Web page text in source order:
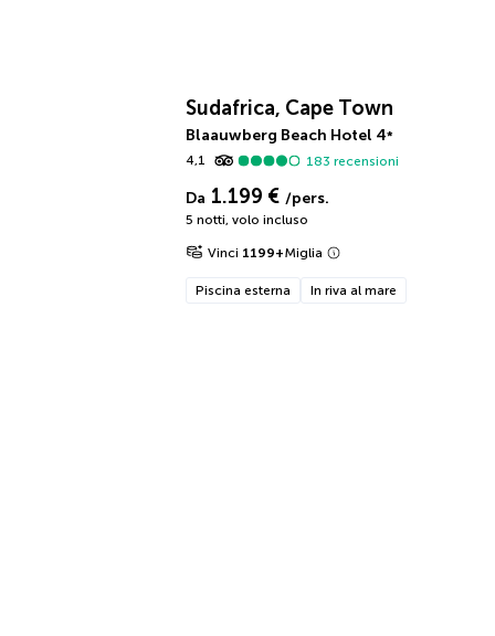
Sudafrica, Cape Town
Blaauwberg Beach Hotel 4*
4,1
183 recensioni
Da 1.199 € /pers.
5 notti, volo incluso
Vinci 1199+Miglia
Piscina esterna In riva al mare